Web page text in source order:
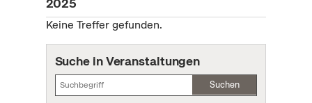
Keine Treffer gefunden.
Suche in Veranstaltungen
Suchen